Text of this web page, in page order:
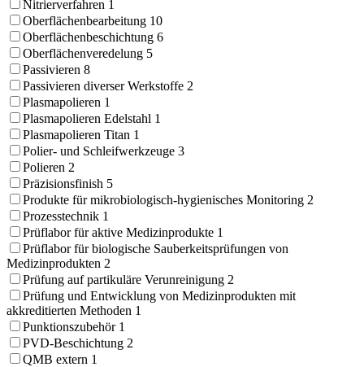
Nitrierverfahren 1
Oberflächenbearbeitung 10
Oberflächenbeschichtung 6
Oberflächenveredelung 5
Passivieren 8
Passivieren diverser Werkstoffe 2
Plasmapolieren 1
Plasmapolieren Edelstahl 1
Plasmapolieren Titan 1
Polier- und Schleifwerkzeuge 3
Polieren 2
Präzisionsfinish 5
Produkte für mikrobiologisch-hygienisches Monitoring 2
Prozesstechnik 1
Prüflabor für aktive Medizinprodukte 1
Prüflabor für biologische Sauberkeitsprüfungen von
Medizinprodukten 2
Prüfung auf partikuläre Verunreinigung 2
Prüfung und Entwicklung von Medizinprodukten mit
akkreditierten Methoden 1
Punktionszubehör 1
PVD-Beschichtung 2
QMB extern 1